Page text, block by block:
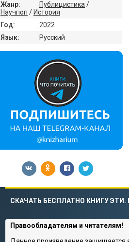
Жанр: Публицистика /
Научпоп / История
Год:
2022
Язык:
Русский
СКАЧАТЬ БЕСПЛАТНО КНИГУ
Правообладателям и читателям!